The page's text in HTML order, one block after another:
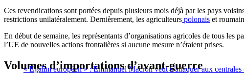
Ces revendications sont portées depuis plusieurs mois déjà par les pays
restrictions unilatéralement. Dernièrement, les agriculteurs polonais et
En début de semaine, les représentants d’organisations agricoles de tous les
l’UE de nouvelles actions frontalières si aucune mesure n’étaient prises.
« Egalim européen » : Emmanuel Macron veut s’attaquer aux centrales
Volumes d’importations d’avant-guerre